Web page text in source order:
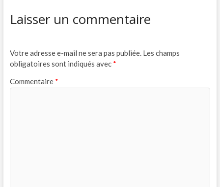
Laisser un commentaire
Votre adresse e-mail ne sera pas publiée. Les champs
obligatoires sont indiqués avec *
Commentaire *